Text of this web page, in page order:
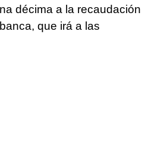
décima a la recaudación
que irá a las